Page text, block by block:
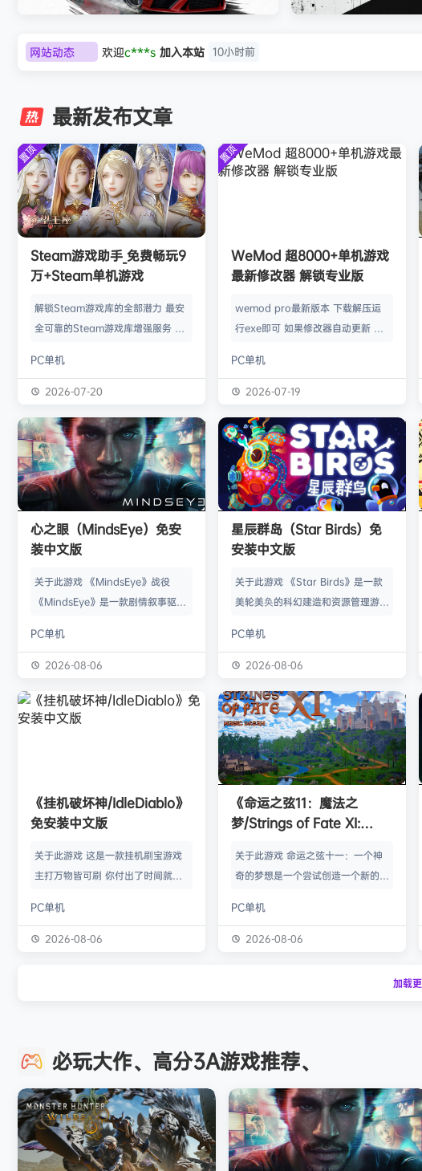
网站动态 欢迎c***s 加入本站 10小时前
欢迎1******4
w******g 签到获取 49 点积分 8月4日
欢迎w******g 加入本站 8月4日
欢迎Z******U 加入本站
欢迎k******2 加入本站
欢迎C****i 加入本站
欢迎 Q*H 加入本站 8小时前
欢迎e******i 8小时前
欢迎普洱 加入本站 8小时前
欢迎0**3 加入本站 8小时前
最新发布文章
置顶
Steam游戏助手_免费畅玩9
万+Steam单机游戏
解锁Steam游戏库的全部潜力 最安
全可靠的Steam游戏库增强服务 工
修改任何steam设置、安全可靠、
可入库游戏总数 94000+、无视已
机。 无需为每一款游戏单独付费，
只需支付一次工具费用或订阅费，即
可永久访问工具库内的成千上万款游
戏，包括昂贵的3A大作。 极大地降
低了玩游戏的经济门槛，让玩家可以
无压力地尝试各种类型的游戏。操
作…
PC单机
2026-07-20
置顶
WeMod 超8000+单机游戏
最新修改器 解锁专业版
wemod pro最新版本 下载解压运
行exe即可 如果修改器自动更新 把
r 这个文件替换到新版的即可。 We
Mod 目前支持超过千款热门游戏，
修改器原作者都入驻了，所以修改器
内容更新应该也是最全、最及时的。
千款游戏听起来不多，但其实已经涵
盖了主流热门游戏【资源名称】：w
emod pro【资源版本】：【资源
大…
PC单机
2026-07-19
心之眼（MindsEye）免安
装中文版
关于此游戏 《MindsEye》战役
《MindsEye》是一款剧情叙事驱动
背景设定在近未来沙漠城市红石城。
你将扮演雅各布·迪亚兹——一名退
体而饱受支离破碎的记忆困扰。在电
影化叙事的战役中，你将执行任务、
远不止红石城本身。 红石城 红石城
是…
PC单机
2026-08-06
星辰群岛（Star Birds）免
安装中文版
关于此游戏 《Star Birds》是一款
美轮美奂的科幻建造和资源管理游
群繁盛起来。不论是熟知此类题材的
老手玩家，还是只想浅尝神游太空滋
的陪伴。什么，你说是因为鸟群没了
你，就立马出乱子？哎呀呀，这也只
是其中一个原因而已啦。 扫描附近
的小行星，操纵漫游车揭露各种隐藏
的资源，可能是冰块和金属，也可能
是某些未知之物。建造生产设施，以
便开采资…
PC单机
2026-08-06
《挂机破坏神/IdleDiablo》
免安装中文版
关于此游戏 这是一款挂机刷宝游戏
主打万物皆可刷 你付出了时间就必
独属于你的强大构筑 装备获取 游戏
中的[装备][技能][护身符]主要通过
每个大型章节有若干小关卡。 难度
可分为：…
PC单机
2026-08-06
《命运之弦11：魔法之
梦/Strings of Fate XI:
版
关于此游戏 命运之弦十一：一个神
奇的梦想是一个尝试创造一个新的幻
虚幻引擎的帮助下，使用已经熟悉的
图形技术和机制以丰富多彩的方式呈
组由命运聚集的五个角色来完成一项
伟大的使命-从古老的邪恶中拯救地
球！ 一个古老…
PC单机
2026-08-06
加载
必玩大作、高分3A游戏推荐、